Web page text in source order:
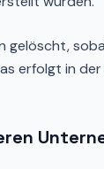
gelöscht,
erfolgt in